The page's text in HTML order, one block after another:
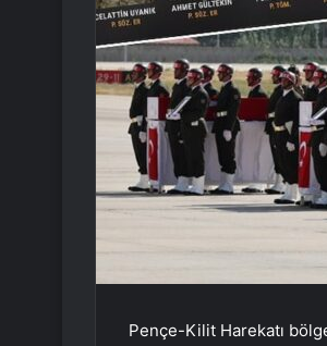
Pençe-Kilit Harekatı